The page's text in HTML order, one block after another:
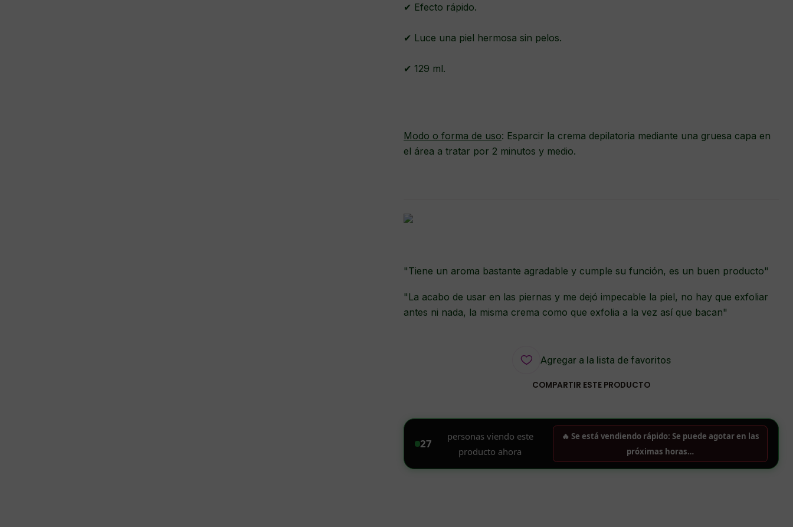
✔ Efecto rápido.
✔ Luce una piel hermosa sin pelos.
✔ 129 ml.
Modo o forma de uso: Esparcir la crema depilatoria mediante una gruesa capa en
el área a tratar por 2 minutos y medio.
"Tiene un aroma bastante agradable y cumple su función, es un buen producto"
"La acabo de usar en las piernas y me dejó impecable la piel, no hay que exfoliar
antes ni nada, la misma crema como que exfolia a la vez así que bacan"
Agregar a la lista de favoritos
COMPARTIR ESTE PRODUCTO